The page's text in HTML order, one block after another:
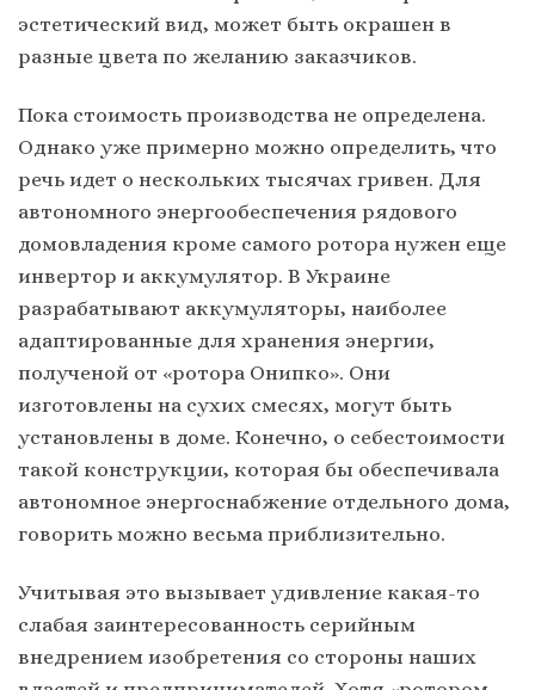
эстетический вид, может быть окрашен в
разные цвета по желанию заказчиков.
Пока стоимость производства не определена.
Однако уже примерно можно определить, что
речь идет о нескольких тысячах гривен. Для
автономного энергообеспечения рядового
домовладения кроме самого ротора нужен еще
инвертор и аккумулятор. В Украине
разрабатывают аккумуляторы, наиболее
адаптированные для хранения энергии,
полученой от «ротора Онипко». Они
изготовлены на сухих смесях, могут быть
установлены в доме. Конечно, о себестоимости
такой конструкции, которая бы обеспечивала
автономное энергоснабжение отдельного дома,
говорить можно весьма приблизительно.
Учитывая это вызывает удивление какая-то
слабая заинтересованность серийным
внедрением изобретения со стороны наших